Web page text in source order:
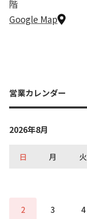
階
Google Map
営業カレンダー
2026年8月
日 月 火
2 3 4